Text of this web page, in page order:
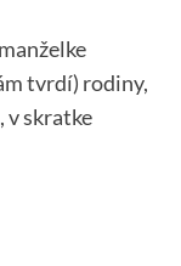
tvrdí) rodiny,
v skratke